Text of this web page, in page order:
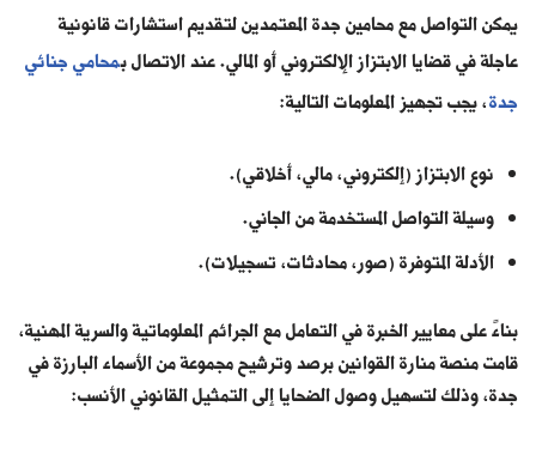
يمكن التواصل مع محامين جدة المعتمدين لتقديم استشارات قانونية
عاجلة في قضايا الابتزاز الإلكتروني أو المالي. عند الاتصال بمحامي جنائي
جدة، يجب تجهيز المعلومات التالية:
نوع الابتزاز (إلكتروني، مالي، أخلاقي).
وسيلة التواصل المستخدمة من الجاني.
الأدلة المتوفرة (صور، محادثات، تسجيلات).
بناءً على معايير الخبرة في التعامل مع الجرائم المعلوماتية والسرية المهنية،
قامت منصة منارة القوانين برصد وترشيح مجموعة من الأسماء البارزة في
جدة، وذلك لتسهيل وصول الضحايا إلى التمثيل القانوني الأنسب: